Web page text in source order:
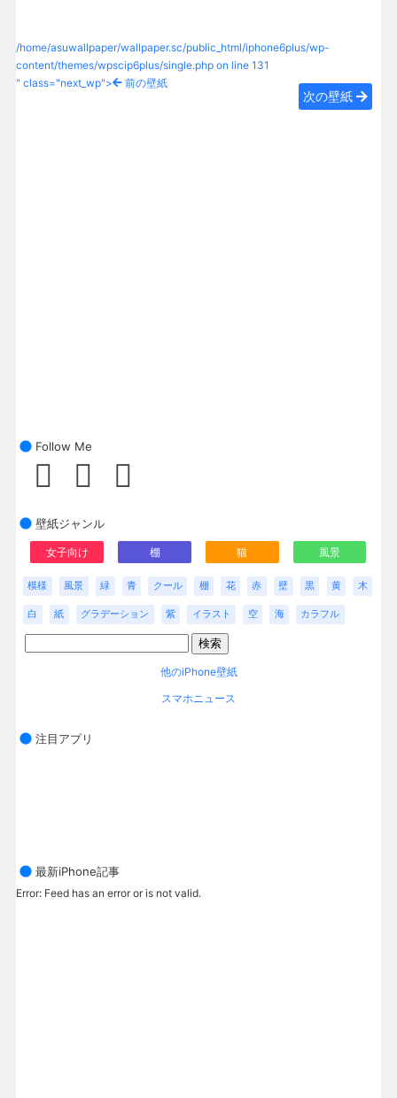
/home/asuwallpaper/wallpaper.sc/public_html/iphone6plus/wp-
content/themes/wpscip6plus/single.php on line 131
" class="next_wp">
前の壁紙
次の壁紙
Follow Me
壁紙ジャンル
女子向け 棚 猫 風景
模様 風景 緑 青 クール 棚 花 赤 壁 黒 黄 木
白 紙 グラデーション 紫 イラスト 空 海 カラフル
他のiPhone壁紙
スマホニュース
注目アプリ
最新iPhone記事
Error: Feed has an error or is not valid.